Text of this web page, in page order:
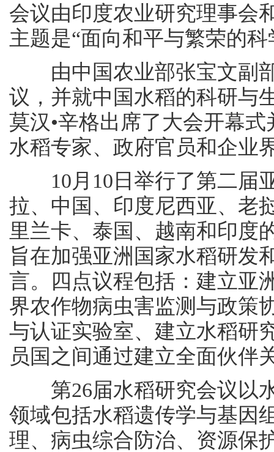
会议由印度农业研究理事会
主题是“面向和平与繁荣的
由中国农业部张宝文副部
议，并就中国水稻的科研与
莫汉•辛格出席了大会开幕
水稻专家、政府官员和企业
10月10日举行了第二届
拉、中国、印度尼西亚、老
里兰卡、泰国、越南和印度
旨在加强亚洲国家水稻研发
言。四点议程包括：建立亚
界农作物病虫害监测与政策
与认证实验室、建立水稻研
员国之间通过建立全面伙伴
第26届水稻研究会议以水
领域包括水稻遗传学与基因
理、病虫综合防治、资源保